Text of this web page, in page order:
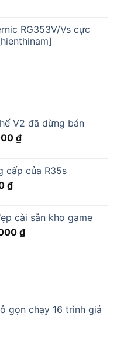
RG353V/Vs cực
V2 đã dừng bán
₫.
₫Giá
là:
cấp của R35s
₫.
₫Giá
là:
890.000 ₫.
cài sẵn kho game
₫Giá
gọn chạy 16 trình giả